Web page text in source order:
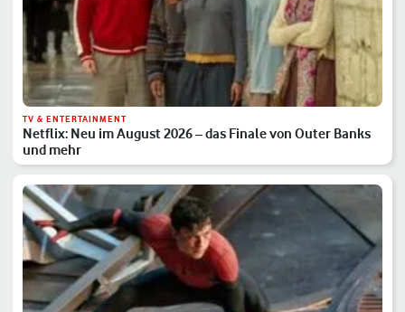
TV & ENTERTAINMENT
Netflix: Neu im August 2026 – das Finale von Outer Banks
und mehr